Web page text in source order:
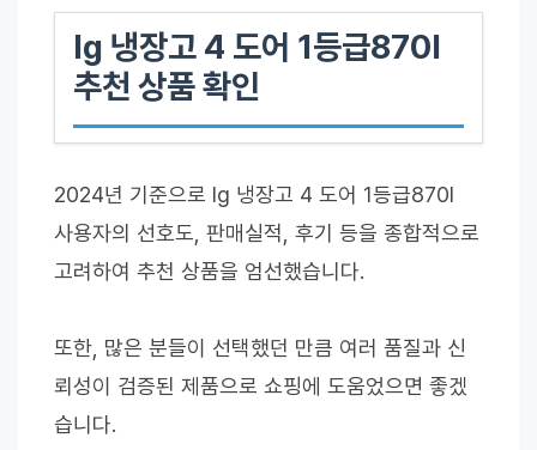
lg 냉장고 4 도어 1등급870l
추천 상품 확인
2024년 기준으로 lg 냉장고 4 도어 1등급870l
사용자의 선호도, 판매실적, 후기 등을 종합적으로
고려하여 추천 상품을 엄선했습니다.
또한, 많은 분들이 선택했던 만큼 여러 품질과 신
뢰성이 검증된 제품으로 쇼핑에 도움었으면 좋겠
습니다.